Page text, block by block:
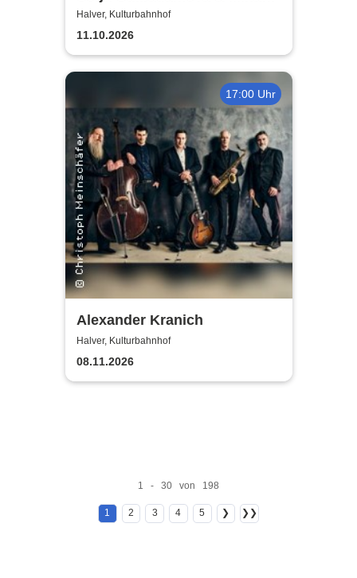
Goldfeld - Lieder ohne Worte
Halver, Kulturbahnhof
11.10.2026
17:00 Uhr
Alexander Kranich
Halver, Kulturbahnhof
08.11.2026
1 - 30 von 198
1 2 3 4 5 ❯ ❯❯